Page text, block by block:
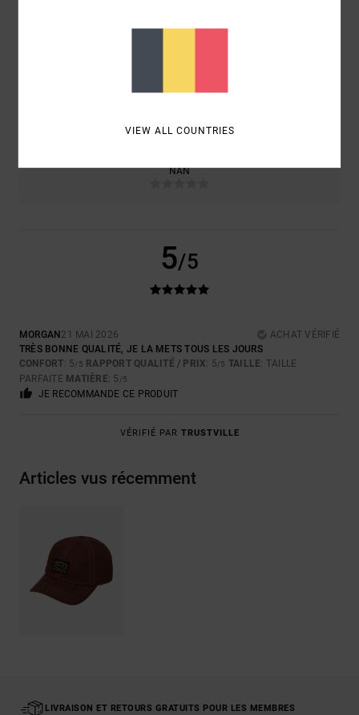
TAILLE
NAN
5/5
MORGAN 21 MAI 2026
ACHAT VÉRIFIÉ
TRÈS BONNE QUALITÉ, JE LA METS TOUS LES JOURS
CONFORT: 5/5 RAPPORT QUALITÉ / PRIX: 5/5 TAILLE: TAILLE
PARFAITE MATIÈRE: 5 /5
JE RECOMMANDE CE PRODUIT
VÉRIFIÉ PAR TRUSTVILLE
Articles vus récemment
LIVRAISON ET RETOURS GRATUITS POUR LES MEMBRES
VIEW ALL COUNTRIES